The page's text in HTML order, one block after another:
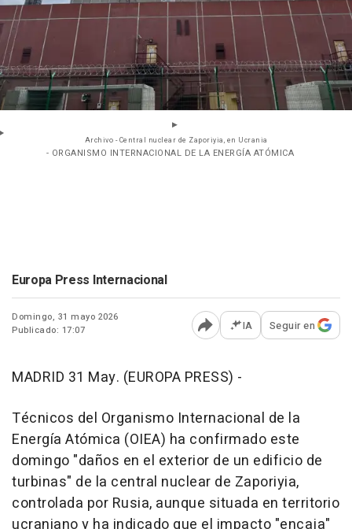
Archivo - Central nuclear de Zaporiyia, en Ucrania
- ORGANISMO INTERNACIONAL DE LA ENERGÍA ATÓMICA
Europa Press Internacional
Domingo, 31 mayo 2026
Publicado: 17:07
Abrir opciones para
IA Seguir en
MADRID 31 May. (EUROPA PRESS) -
Técnicos del Organismo Internacional de la
Energía Atómica (OIEA) ha confirmado este
domingo "daños en el exterior de un edificio de
turbinas" de la central nuclear de Zaporiyia,
controlada por Rusia, aunque situada en territorio
ucraniano y ha indicado que el impacto "encaja"